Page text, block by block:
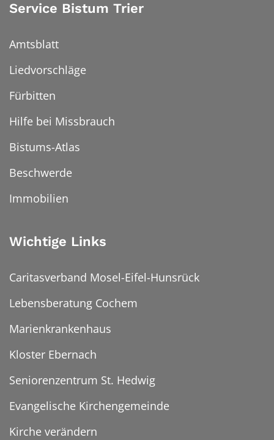
Service Bistum Trier
Amtsblatt
Liedvorschläge
Fürbitten
Hilfe bei Missbrauch
Bistums-Atlas
Beschwerde
Immobilien
Wichtige Links
Caritasverband Mosel-Eifel-Hunsrück
Lebensberatung Cochem
Marienkrankenhaus
Kloster Ebernach
Seniorenzentrum St. Hedwig
Evangelische Kirchengemeinde
Kirche verändern